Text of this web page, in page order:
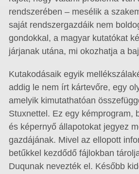
rendszerében – mesélik a
saját rendszergazdáik nem
gondokkal, a magyar kutatókat
járjanak utána, mi okozhatja a
Kutakodásaik egyik
addig le nem írt kártevőre, egy
amelyik kimutathatóan
Stuxnettel. Ez egy kémprogram,
és képernyő állapotokat jegyez
gazdájának. Mivel az ellopott
betűkkel kezdődő fájlokban
Duqunak nevezték el. Később